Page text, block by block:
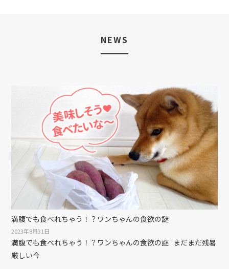
NEWS
満腹でも食べれちゃう！？ワンちゃんの食欲の謎
2023年8月31日
満腹でも食べれちゃう！？ワンちゃんの食欲の謎 まだまだ残暑
厳しい今